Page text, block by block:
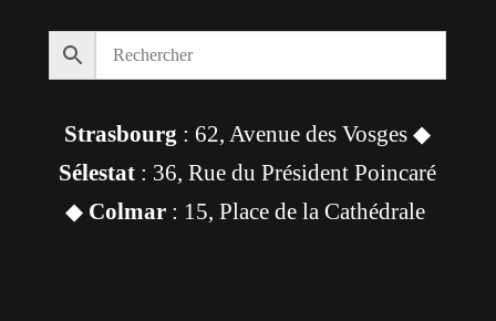
Strasbourg : 62, Avenue des Vosges ◆
Sélestat : 36, Rue du Président Poincaré
◆ Colmar: 15, Place de la Cathédrale